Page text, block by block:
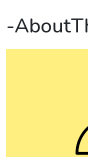
-